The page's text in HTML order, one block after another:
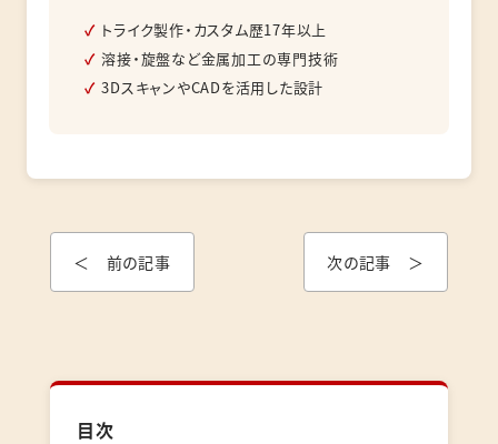
トライク製作・カスタム歴17年以上
溶接・旋盤など金属加工の専門技術
3DスキャンやCADを活用した設計
＜ 前の記事 次の記事 ＞
目次